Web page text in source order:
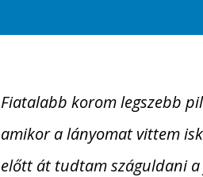
Fiatalabb korom legszebb
amikor a lányomat vittem
előtt át tudtam száguldani